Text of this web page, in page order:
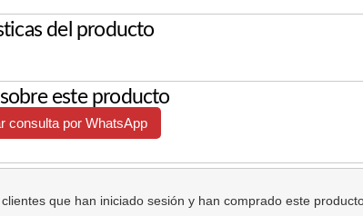
del producto
este producto
consulta por WhatsApp
que han iniciado sesión y han comprado este